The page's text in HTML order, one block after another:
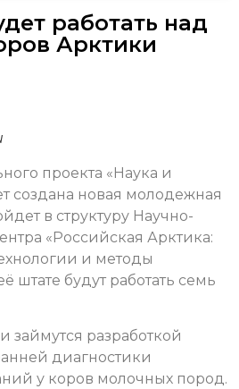
работать над
Арктики
проекта «Наука и
создана новая молодежная
в структуру Научно-
«Российская Арктика:
и методы
штате будут работать семь
займутся разработкой
диагностики
у коров молочных пород.